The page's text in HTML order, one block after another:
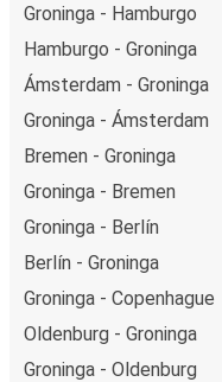
Groninga - Hamburgo
Hamburgo - Groninga
Ámsterdam - Groninga
Groninga - Ámsterdam
Bremen - Groninga
Groninga - Bremen
Groninga - Berlín
Berlín - Groninga
Groninga - Copenhague
Oldenburg - Groninga
Groninga - Oldenburg